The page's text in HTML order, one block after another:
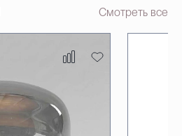
Смотреть все